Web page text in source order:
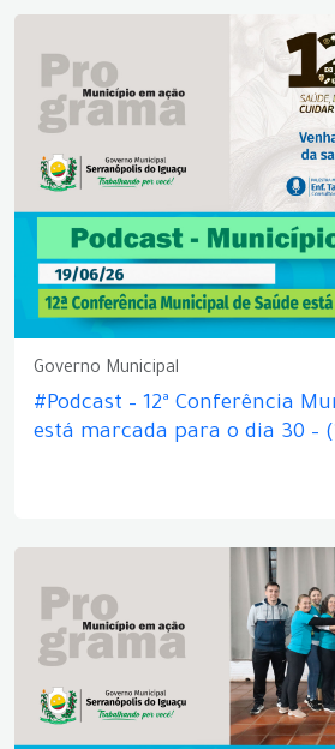
Governo Municipal
#Podcast – 12ª Conferência
está marcada para o dia 30 –